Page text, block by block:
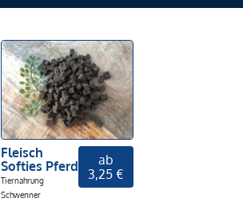
Fleisch
Softies Pferd
Tiernahrung
Schwenner
ab
3,25 €